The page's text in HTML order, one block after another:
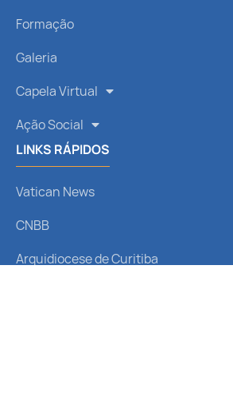
Formação
Galeria
Capela Virtual
Ação Social
LINKS RÁPIDOS
Vatican News
CNBB
Arquidiocese de Curitiba